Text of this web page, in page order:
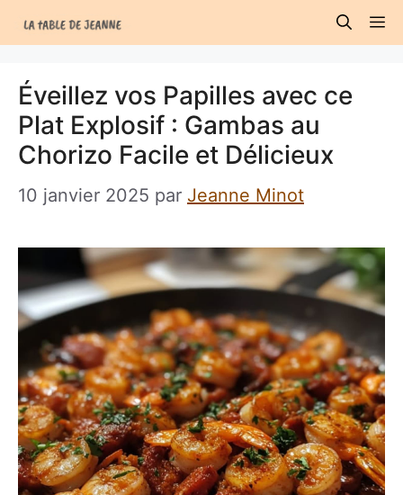
au
Éveillez vos Papilles avec ce
Plat Explosif : Gambas au
Chorizo Facile et Délicieux
10 janvier 2025 par Jeanne Minot